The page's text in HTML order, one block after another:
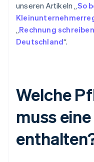
unseren Artikeln „So
„Rechnung
Deutschland“.
Welche
muss